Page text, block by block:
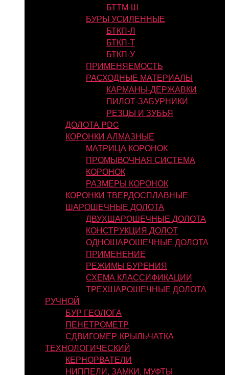
БТТМ-Ш
БУРЫ УСИЛЕННЫЕ
БТКП-Л
БТКП-Т
БТКП-У
ПРИМЕНЯЕМОСТЬ
РАСХОДНЫЕ МАТЕРИАЛЫ
КАРМАНЫ-ДЕРЖАВКИ
ПИЛОТ-ЗАБУРНИКИ
РЕЗЦЫ И ЗУБЬЯ
ДОЛОТА PDC
КОРОНКИ АЛМАЗНЫЕ
МАТРИЦА КОРОНОК
ПРОМЫВОЧНАЯ СИСТЕМА
КОРОНОК
РАЗМЕРЫ КОРОНОК
КОРОНКИ ТВЕРДОСПЛАВНЫЕ
ШАРОШЕЧНЫЕ ДОЛОТА
ДВУХШАРОШЕЧНЫЕ ДОЛОТА
КОНСТРУКЦИЯ ДОЛОТ
ОДНОШАРОШЕЧНЫЕ ДОЛОТА
ПРИМЕНЕНИЕ
РЕЖИМЫ БУРЕНИЯ
СХЕМА КЛАССИФИКАЦИИ
ТРЕХШАРОШЕЧНЫЕ ДОЛОТА
РУЧНОЙ
БУР ГЕОЛОГА
ПЕНЕТРОМЕТР
СДВИГОМЕР-КРЫЛЬЧАТКА
ТЕХНОЛОГИЧЕСКИЙ
КЕРНОРВАТЕЛИ
НИППЕЛИ, ЗАМКИ, МУФТЫ